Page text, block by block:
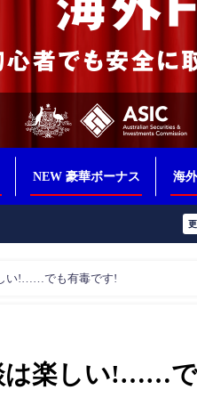
NEW 豪華ボーナス 海
い!……でも有毒です!
は楽しい!……